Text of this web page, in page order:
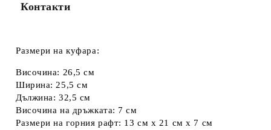
Контакти
Размери на куфара:
Височина: 26,5 см
Ширина: 25,5 см
Дължина: 32,5 см
Височина на дръжката: 7 см
Размери на горния рафт: 13 см x 21 см x 7 см